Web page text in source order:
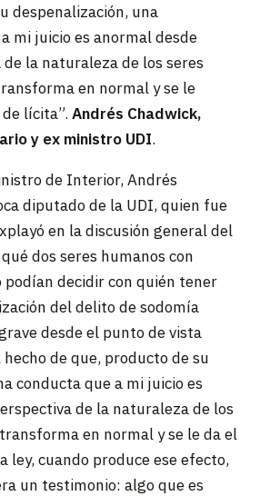
despenalización, una
mi juicio es anormal desde
la naturaleza de los seres
en normal y se le
lícita”. Andrés Chadwick,
y ex ministro UDI.
de Interior, Andrés
diputado de la UDI, quien fue
en la discusión general del
dos seres humanos con
decidir con quién tener
del delito de sodomía
desde el punto de vista
de que, producto de su
conducta que a mi juicio es
de la naturaleza de los
en normal y se le da el
ley, cuando produce ese efecto,
un testimonio: algo que es